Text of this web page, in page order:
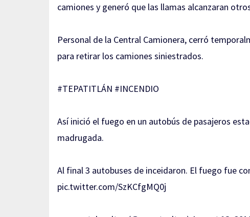
camiones y generó que las llamas alcanzaran
Personal de la Central Camionera, cerró
para retirar los camiones siniestrados.
#TEPATITLÁN #INCENDIO
Así inició el fuego en un autobús de pasajeros
madrugada.
Al final 3 autobuses de inceidaron. El fuego fue
pic.twitter.com/SzKCfgMQ0j